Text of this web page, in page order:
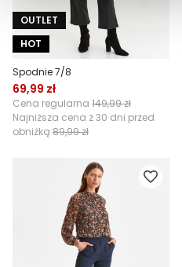
OUTLET
HOT
Spodnie 7/8
69,99 zł
Cena regularna 149,99 zł
Najniższa cena z 30 dni przed
obniżką 89,99 zł